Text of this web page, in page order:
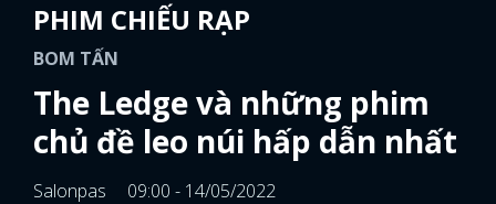
PHIM CHIẾU RẠP
BOM TẤN
The Ledge và những phim
chủ đề leo núi hấp dẫn nhất
Salonpas
09:00 - 14/05/2022